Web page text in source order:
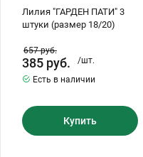
Лилия "ГАРДЕН ПАТИ" 3
штуки (размер 18/20)
657руб.
385 руб.
/шт.
Есть в наличии
Купить